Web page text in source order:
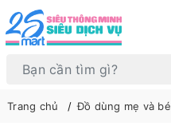
Trang chủ Đồ dùng mẹ và bé